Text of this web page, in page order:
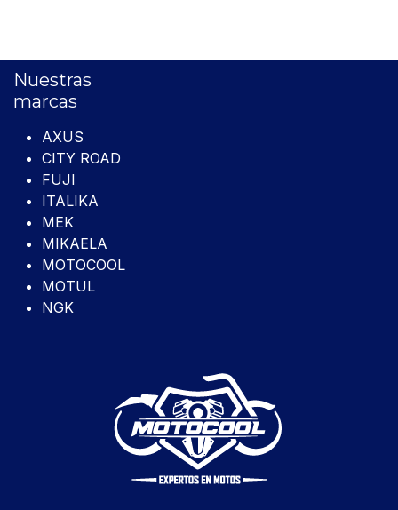
Nuestras
marcas
AXUS
CITY ROAD
FUJI
ITALIKA
MEK
MIKAELA
MOTOCOOL
MOTUL
NGK